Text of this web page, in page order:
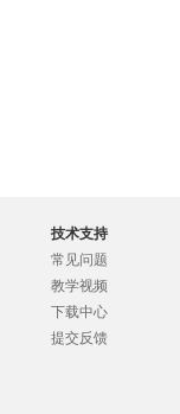
技术支持
常见问题
教学视频
下载中心
提交反馈